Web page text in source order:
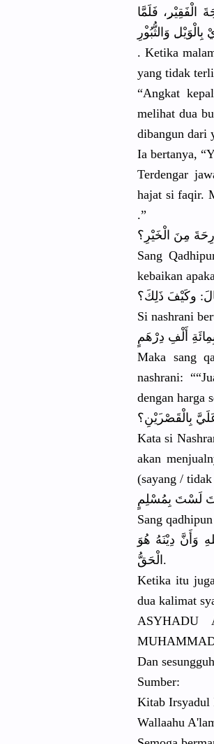
الْفَقِيْر ِ، فَلَمَّا
بِالْوَيْل ِ وَالثُّبُو
. Ketika
yang tidak
“Angkat
melihat dua
dibangun dari
Ia bertanya,
Terdengar
hajat si faqir.
.”
ةَ مِنَ الْخَيْرِ؟
Sang
kebaikan
وكَيْفَ ذَلِكَ؟
Si nashrani
Maka sang
nashrani:
dengan harga
بِالْقَصْرَيْنِ؟
Kata si
akan
(sayang / tidak
لَسْتَ بِمُسْلِمٍ
Sang
وَأَنَّ دِيْنَهُ هُوَ
الْحَقُّ.
Ketika itu
dua kalimat
Dan
Sumber:
Kitab Irsyadul
Wallaahu